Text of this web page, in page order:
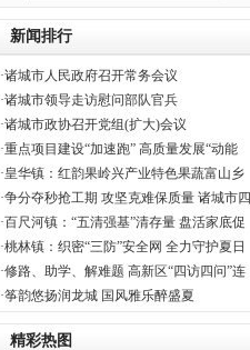
新闻排行
·诸城市人民政府召开常务会议
·诸城市领导走访慰问部队官兵
·诸城市政协召开党组(扩大)会议
·重点项目建设“加速跑” 高质量发展“动能
·皇华镇：红韵果岭兴产业特色果蔬富山乡
·争分夺秒抢工期 攻坚克难保质量 诸城市四
·百尺河镇：“五清强基”清存量 盘活家底促
·桃林镇：织密“三防”安全网 全力守护夏日
·修路、助学、解难题 高新区“四访四问”连
·筝韵悠扬润龙城 国风雅乐醉盛夏
精彩热图